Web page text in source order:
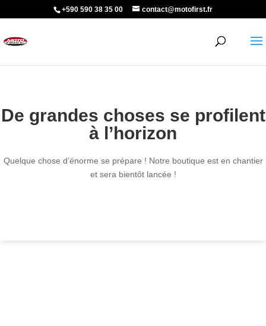
+590 590 38 35 00 contact@motofirst.fr
De grandes choses se profilent
à l’horizon
Quelque chose d’énorme se prépare ! Notre boutique est en chantier
et sera bientôt lancée !